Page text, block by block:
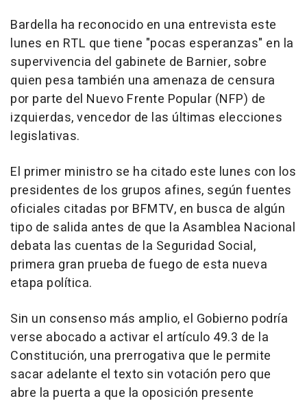
Bardella ha reconocido en una entrevista este
lunes en RTL que tiene "pocas esperanzas" en la
supervivencia del gabinete de Barnier, sobre
quien pesa también una amenaza de censura
por parte del Nuevo Frente Popular (NFP) de
izquierdas, vencedor de las últimas elecciones
legislativas.
El primer ministro se ha citado este lunes con los
presidentes de los grupos afines, según fuentes
oficiales citadas por BFMTV, en busca de algún
tipo de salida antes de que la Asamblea Nacional
debata las cuentas de la Seguridad Social,
primera gran prueba de fuego de esta nueva
etapa política.
Sin un consenso más amplio, el Gobierno podría
verse abocado a activar el artículo 49.3 de la
Constitución, una prerrogativa que le permite
sacar adelante el texto sin votación pero que
abre la puerta a que la oposición presente